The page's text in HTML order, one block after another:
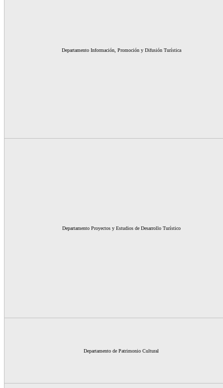
Departamento Información, Promoción y Difusión Turística
Departamento Proyectos y Estudios de Desarrollo Turístico
Departamento de Patrimonio Cultural